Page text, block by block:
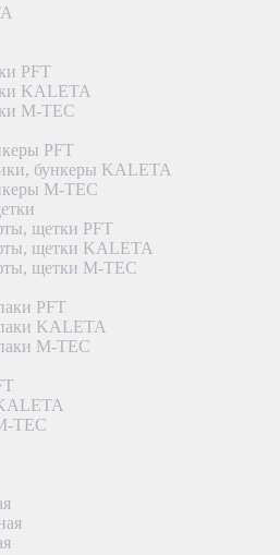
PFT
KALETA
M-TEC
PFT
бункеры KALETA
M-TEC
щетки PFT
щетки KALETA
щетки M-TEC
PFT
KALETA
M-TEC
TEC